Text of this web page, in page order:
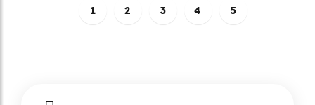
1 2 3 4 5